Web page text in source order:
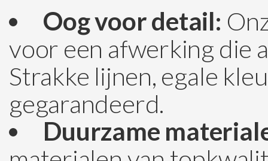
Oog voor detail:
voor een afwerking die
Strakke lijnen, egale
gegarandeerd.
Duurzame